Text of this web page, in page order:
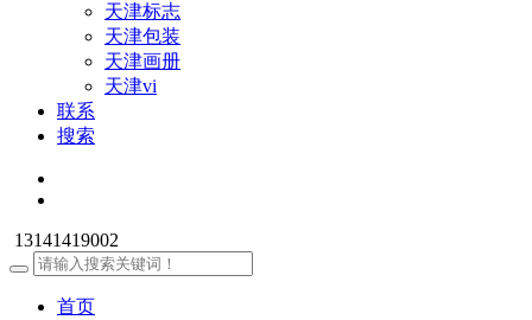
天津标志
天津包装
天津画册
天津vi
联系
搜索
13141419002
首页